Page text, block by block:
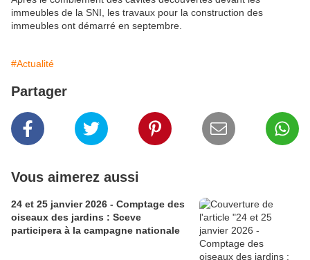
immeubles de la SNI, les travaux pour la construction des
immeubles ont démarré en septembre.
#Actualité
Partager
Vous aimerez aussi
24 et 25 janvier 2026 - Comptage des
oiseaux des jardins : Sceve
participera à la campagne nationale